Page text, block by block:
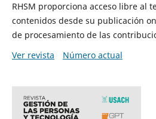
RHSM proporciona acceso libre al
contenidos desde su publicación
de procesamiento de las
Ver revista
Número actual